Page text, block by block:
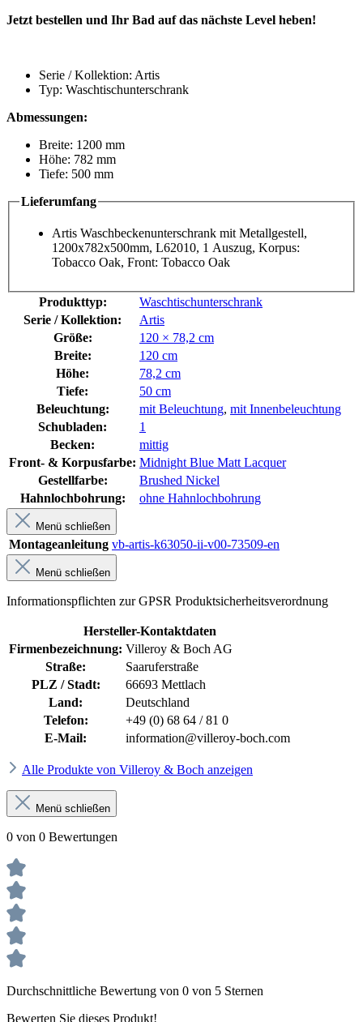
Jetzt bestellen und Ihr Bad auf das nächste Level heben!
Serie / Kollektion: Artis
Typ: Waschtischunterschrank
Abmessungen:
Breite: 1200 mm
Höhe: 782 mm
Tiefe: 500 mm
Lieferumfang
Artis Waschbeckenunterschrank mit Metallgestell,
1200x782x500mm, L62010, 1 Auszug, Korpus:
Tobacco Oak, Front: Tobacco Oak
Produkttyp:
Waschtischunterschrank
Serie / Kollektion:
Artis
Größe:
120 × 78,2 cm
Breite:
120 cm
Höhe:
78,2 cm
Tiefe:
50 cm
Beleuchtung:
mit Beleuchtung, mit Innenbeleuchtung
Schubladen:
1
Becken:
mittig
Front- & Korpusfarbe: Midnight Blue Matt Lacquer
Gestellfarbe:
Brushed Nickel
Hahnlochbohrung:
ohne Hahnlochbohrung
Menü schließen
Montageanleitung vb-artis-k63050-ii-v00-73509-en
Menü schließen
Informationspflichten zur GPSR Produktsicherheitsverordnung
Hersteller-Kontaktdaten
Firmenbezeichnung: Villeroy & Boch AG
Straße:
Saaruferstraße
PLZ / Stadt:
66693 Mettlach
Land:
Deutschland
Telefon:
+49 (0) 68 64 / 81 0
E-Mail:
information@villeroy-boch.com
Alle Produkte von Villeroy & Boch anzeigen
Menü schließen
0 von 0 Bewertungen
Durchschnittliche Bewertung von 0 von 5 Sternen
Bewerten Sie dieses Produkt!